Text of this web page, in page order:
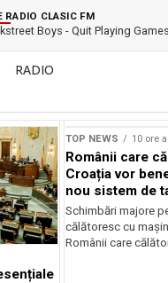
RADIO CLASIC FM
Boys - Quit Playing
RADIO
TOP NEWS 10 ore
Românii care
Croația vor
nou sistem de
autostrăzilor
Schimbări majore
călătoresc cu
Românii care